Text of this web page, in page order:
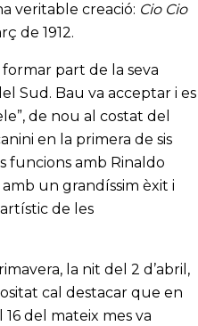
veritable creació: Cio Cio
de 1912.
part de la seva
Sud. Bau va acceptar i es
de nou al costat del
en la primera de sis
funcions amb Rinaldo
amb un grandíssim èxit i
de les
la nit del 2 d’abril,
cal destacar que en
del mateix mes va